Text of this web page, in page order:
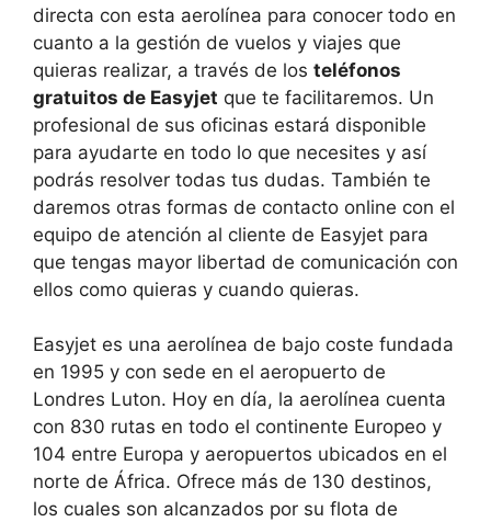
directa con esta aerolínea para conocer todo en
cuanto a la gestión de vuelos y viajes que
quieras realizar, a través de los teléfonos
gratuitos de Easyjet que te facilitaremos. Un
profesional de sus oficinas estará disponible
para ayudarte en todo lo que necesites y así
podrás resolver todas tus dudas. También te
daremos otras formas de contacto online con el
equipo de atención al cliente de Easyjet para
que tengas mayor libertad de comunicación con
ellos como quieras y cuando quieras.
Easyjet es una aerolínea de bajo coste fundada
en 1995 y con sede en el aeropuerto de
Londres Luton. Hoy en día, la aerolínea cuenta
con 830 rutas en todo el continente Europeo y
104 entre Europa y aeropuertos ubicados en el
norte de África. Ofrece más de 130 destinos,
los cuales son alcanzados por su flota de